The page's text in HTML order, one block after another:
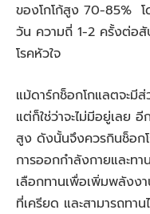
ของโกโก้สูง 70-85%
วัน ความถี่ 1-2 ครั้งต่อสั
โรคหัวใจ
แม้ดาร์กช็อกโกแลตจะมี
แต่ก็ใช่ว่าจะไม่มีอยู่เลย
สูง ดังนั้นจึงควรกินช็อก
การออกกำลังกายและท
เลือกทานเพื่อเพิ่มพลังง
ที่เครียด และสามารถทา